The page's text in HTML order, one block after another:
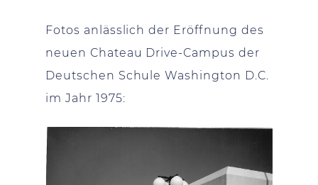
Fotos anlässlich der Eröffnung des
neuen Chateau Drive-Campus der
Deutschen Schule Washington D.C.
im Jahr 1975: